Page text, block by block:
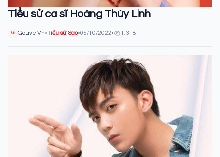
Tiểu sử ca sĩ Hoàng Thùy Linh
G GoLive.Vn•Tiểu sử Sao•05/10/2022• 1,318